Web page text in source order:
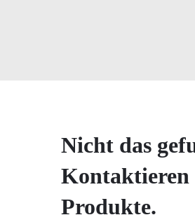
Nicht das
Kontaktieren
Produkte.